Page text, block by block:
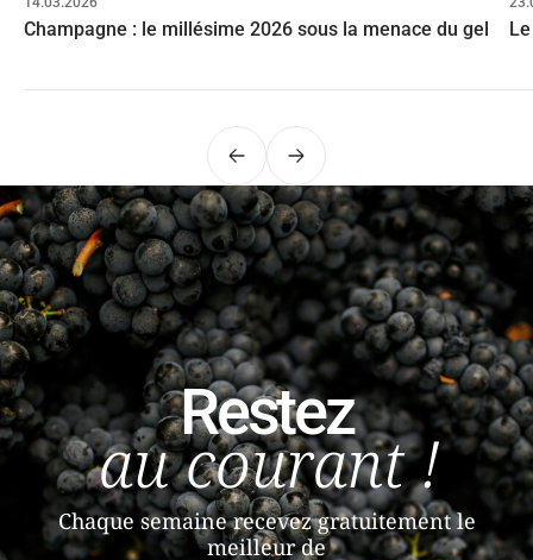
Champagne : le millésime 2026 sous la menace du gel
PrécédentSuivant
Restez
au courant !
Chaque semaine recevez gratuitement le
meilleur de